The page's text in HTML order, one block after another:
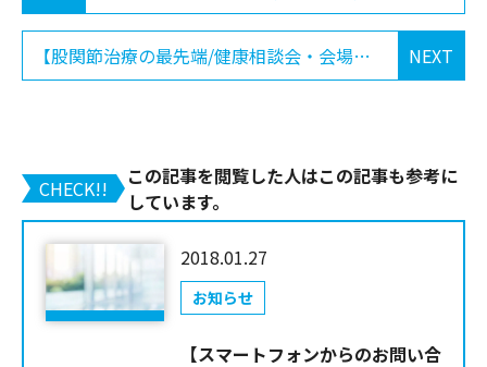
NEXT
【股関節治療の最先端/健康相談会・会場変更のお知らせ 2021-6-12】
CHECK!!
この記事を閲覧した人はこの記事も参考に
しています。
2018.01.27
お知らせ
【スマートフォンからのお問い合